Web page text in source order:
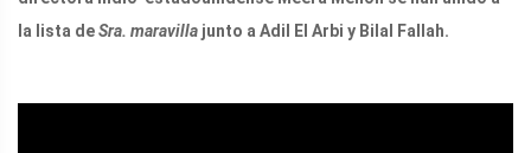
la lista deSra. maravilla junto a Adil El Arbi y Bilal Fallah.